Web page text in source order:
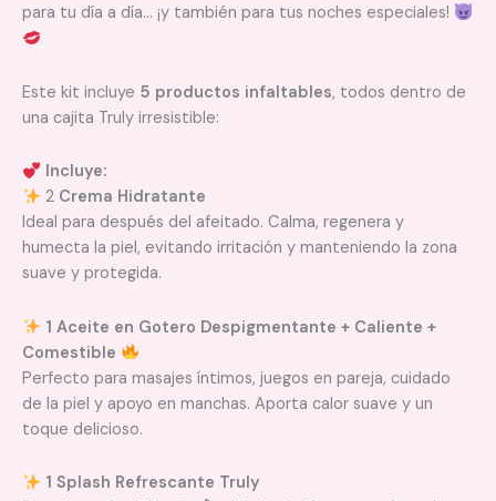
para tu día a día… ¡y también para tus noches especiales!
Este kit incluye 5 productos infaltables, todos dentro de
una cajita Truly irresistible:
Incluye:
2Crema Hidratante
Ideal para después del afeitado. Calma, regenera y
humecta la piel, evitando irritación y manteniendo la zona
suave y protegida.
1 Aceite en Gotero Despigmentante + Caliente +
Comestible
Perfecto para masajes íntimos, juegos en pareja, cuidado
de la piel y apoyo en manchas. Aporta calor suave y un
toque delicioso.
1 Splash Refrescante Truly